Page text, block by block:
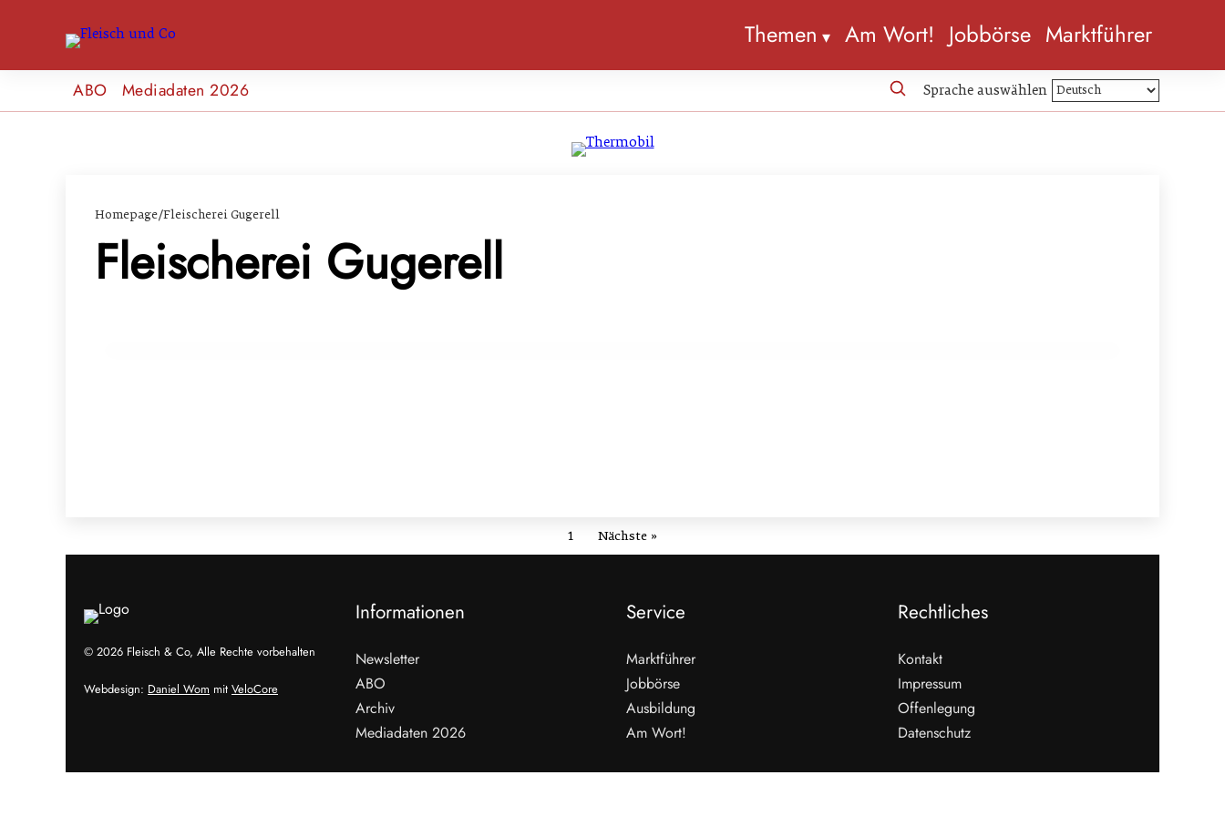
Themen Am Wort! Jobbörse Marktführer
ABO Mediadaten 2026 Sprache auswählen
Homepage/Fleischerei Gugerell
Fleischerei Gugerell
1 Nächste »
© 2026 Fleisch & Co, Alle Rechte vorbehalten
Webdesign: Daniel Wom mit VeloCore
Informationen
Newsletter
ABO
Archiv
Mediadaten 2026
Service
Marktführer
Jobbörse
Ausbildung
Am Wort!
Rechtliches
Kontakt
Impressum
Offenlegung
Datenschutz